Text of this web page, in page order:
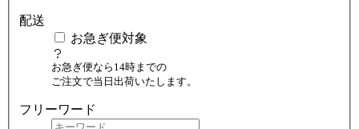
配送
お急ぎ便対象
お急ぎ便なら14時までの
ご注文で当日出荷いたします。
フリーワード